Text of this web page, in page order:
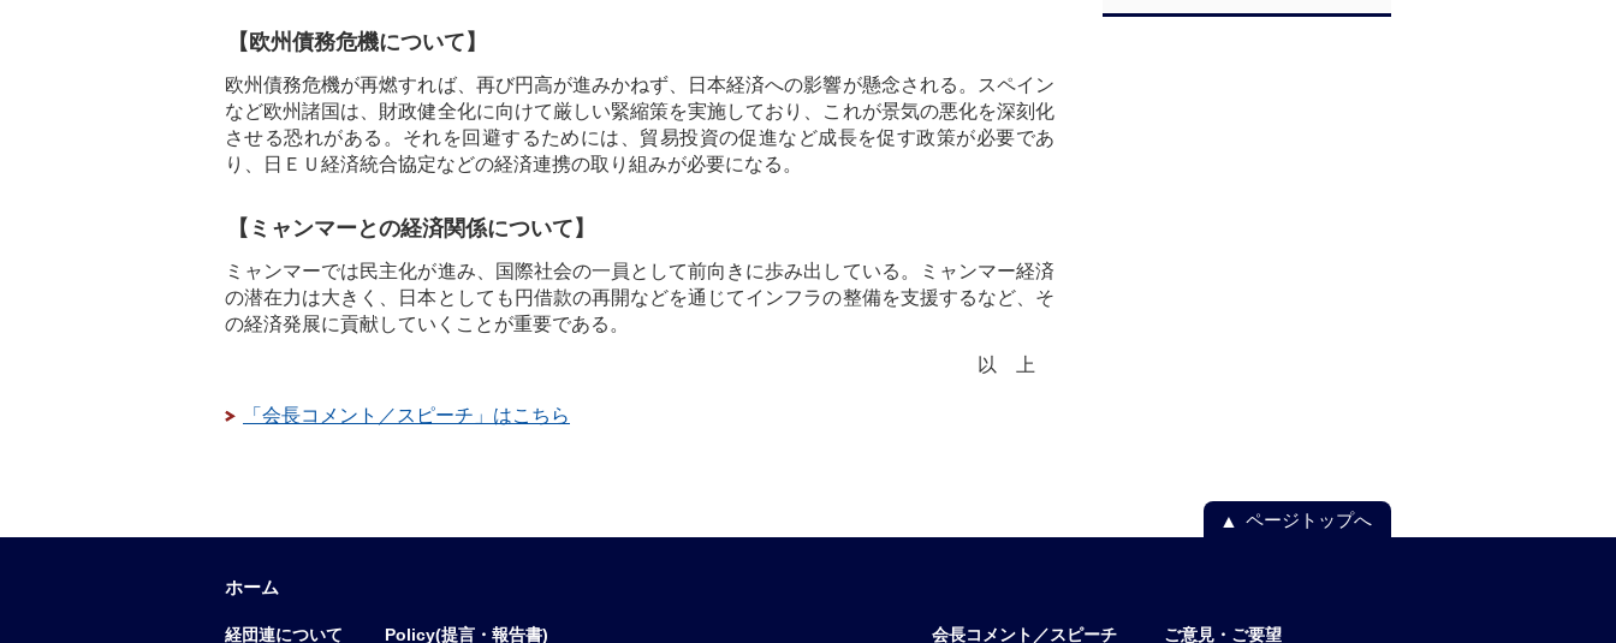
【欧州債務危機について】
欧州債務危機が再燃すれば、再び円高が進みかねず、日本経済への影響が懸念される。スペイン
など欧州諸国は、財政健全化に向けて厳しい緊縮策を実施しており、これが景気の悪化を深刻化
させる恐れがある。それを回避するためには、貿易投資の促進など成長を促す政策が必要であ
り、日ＥＵ経済統合協定などの経済連携の取り組みが必要になる。
【ミャンマーとの経済関係について】
ミャンマーでは民主化が進み、国際社会の一員として前向きに歩み出している。ミャンマー経済
の潜在力は大きく、日本としても円借款の再開などを通じてインフラの整備を支援するなど、そ
の経済発展に貢献していくことが重要である。
以上
「会長コメント／スピーチ」はこちら
ページトップへ
ホーム
経団連について Policy(提言・報告書) 会長コメント／スピーチ ご意見・ご要望